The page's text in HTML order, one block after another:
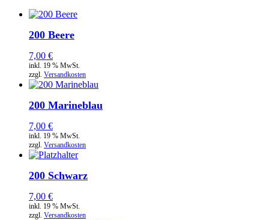
200 Beere
7,00 €
inkl. 19 % MwSt.
zzgl. Versandkosten
200 Marineblau
7,00 €
inkl. 19 % MwSt.
zzgl. Versandkosten
200 Schwarz
7,00 €
inkl. 19 % MwSt.
zzgl. Versandkosten